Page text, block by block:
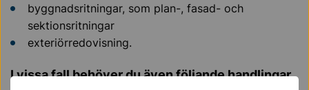
byggnadsritningar, som plan-, fasad- och
sektionsritningar
exteriörredovisning.
I vissafall behöver du även följande handlingar